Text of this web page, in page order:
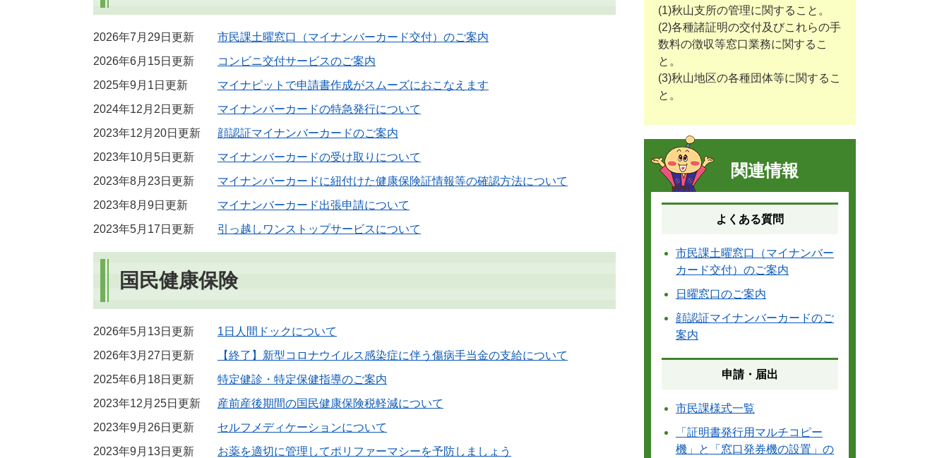
2026年7月29日更新
市民課土曜窓口（マイナンバーカード交付）のご案内
2026年6月15日更新
コンビニ交付サービスのご案内
2025年9月1日更新
マイナピットで申請書作成がスムーズにおこなえます
2024年12月2日更新
マイナンバーカードの特急発行について
2023年12月20日更新
顔認証マイナンバーカードのご案内
2023年10月5日更新
マイナンバーカードの受け取りについて
2023年8月23日更新
マイナンバーカードに紐付けた健康保険証情報等の確認方法について
2023年8月9日更新
マイナンバーカード出張申請について
2023年5月17日更新
引っ越しワンストップサービスについて
国民健康保険
2026年5月13日更新
1日人間ドックについて
2026年3月27日更新
【終了】新型コロナウイルス感染症に伴う傷病手当金の支給について
2025年6月18日更新
特定健診・特定保健指導のご案内
2023年12月25日更新
産前産後期間の国民健康保険税軽減について
2023年9月26日更新
セルフメディケーションについて
2023年9月13日更新
お薬を適切に管理してポリファーマシーを予防しましょう
(1)秋山支所の管理に関すること。
(2)各種諸証明の交付及びこれらの手
数料の徴収等窓口業務に関するこ
と。
(3)秋山地区の各種団体等に関するこ
と。
関連情報
よくある質問
市民課土曜窓口（マイナンバー
カード交付）のご案内
日曜窓口のご案内
顔認証マイナンバーカードのご
案内
申請・届出
市民課様式一覧
「証明書発行用マルチコピー
機」と「窓口発券機の設置」の